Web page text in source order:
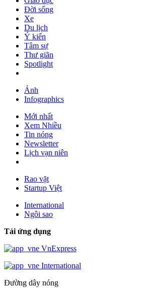
Đời sống
Xe
Du lịch
Ý kiến
Tâm sự
Thư giãn
Spotlight
Ảnh
Infographics
Mới nhất
Xem Nhiều
Tin nóng
Newsletter
Lịch vạn niên
Rao vặt
Startup Việt
International
Ngôi sao
Tải ứng dụng
VnExpress
International
Đường dây nóng